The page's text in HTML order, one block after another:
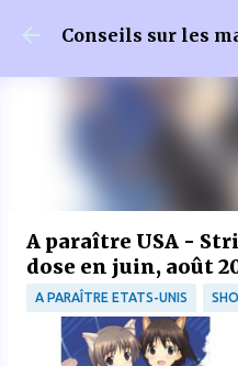
Accéder au
A paraître USA -
dose en juin, août
A PARAÎTRE ETATS-UNIS